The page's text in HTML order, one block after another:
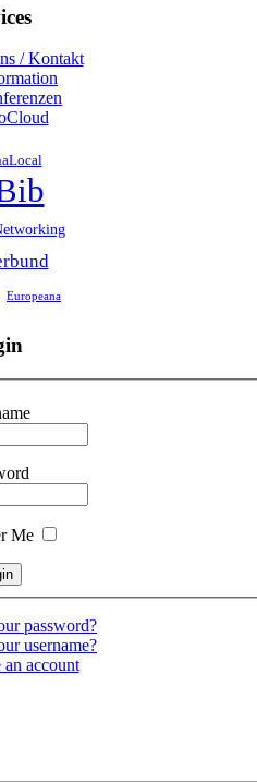
/ Kontakt
Europeana
Me
password?
username?
an account